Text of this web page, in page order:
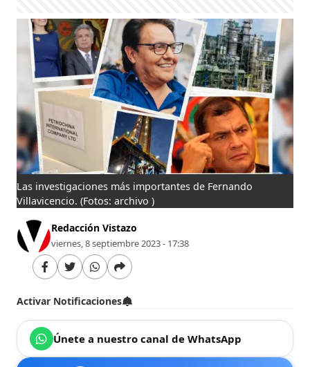
Las investigaciones más importantes de Fernando
Villavicencio.(Fotos: archivo )
Redacción Vistazo
viernes, 8 septiembre 2023 - 17:38
Activar Notificaciones
Únete a nuestro canal de WhatsApp